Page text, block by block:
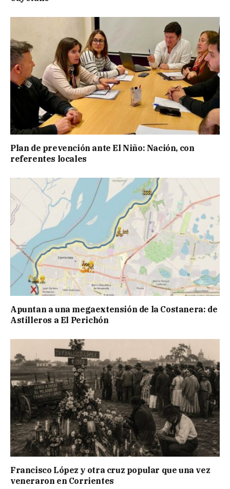
Plan de prevención ante El Niño: Nación, con
referentes locales
Apuntan a una megaextensión de la Costanera: de
Astilleros a El Perichón
Francisco López y otra cruz popular que una vez
veneraron en Corrientes